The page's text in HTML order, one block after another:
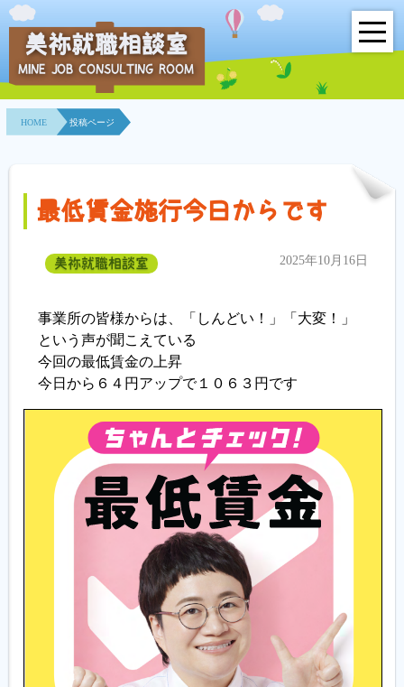
HOME
事業所紹介
相談室とは？
利用者の声
地域連携事業
求人情報検索
履歴書ジェネレーター
美祢就職相談室
MINE JOB CONSULTING ROOM
HOME 投稿ページ
最低賃金施行今日からです
美祢就職相談室 2025年10月16日
事業所の皆様からは、「しんどい！」「大変！」
という声が聞こえている
今回の最低賃金の上昇
今日から６４円アップで１０６３円です